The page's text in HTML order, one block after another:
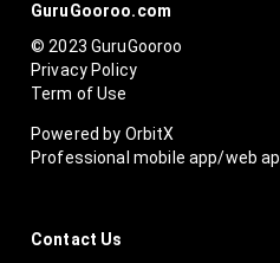
GuruGooroo.com
© 2023 GuruGooroo
Privacy Policy
Term of Use
Powered by OrbitX
Professional mobile app/web
Contact Us